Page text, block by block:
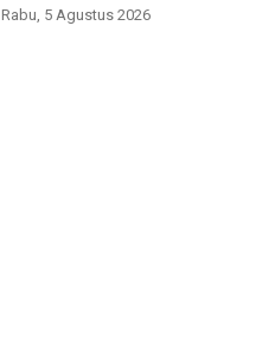
Rabu, 5 Agustus 2026